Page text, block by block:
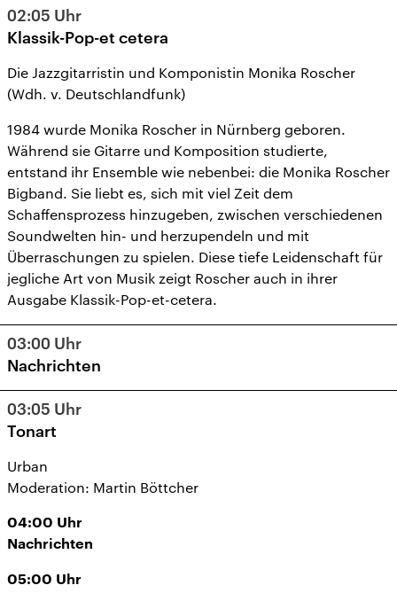
02:05 Uhr
Klassik-Pop-et cetera
Die Jazzgitarristin und Komponistin Monika Roscher
(Wdh. v. Deutschlandfunk)
1984 wurde Monika Roscher in Nürnberg geboren.
Während sie Gitarre und Komposition studierte,
entstand ihr Ensemble wie nebenbei: die Monika Roscher
Bigband. Sie liebt es, sich mit viel Zeit dem
Schaffensprozess hinzugeben, zwischen verschiedenen
Soundwelten hin- und herzupendeln und mit
Überraschungen zu spielen. Diese tiefe Leidenschaft für
jegliche Art von Musik zeigt Roscher auch in ihrer
Ausgabe Klassik-Pop-et-cetera.
03:00 Uhr
Nachrichten
03:05 Uhr
Tonart
Urban
Moderation: Martin Böttcher
04:00 Uhr
Nachrichten
05:00 Uhr